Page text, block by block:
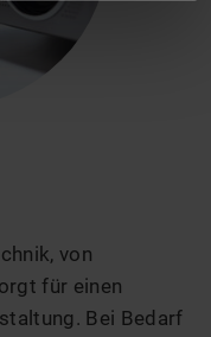
von
für einen
Bei Bedarf